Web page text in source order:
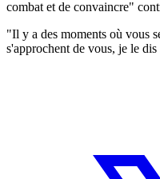
combat et de convaincre"
"Il y a des moments où vous
s'approchent de vous, je le